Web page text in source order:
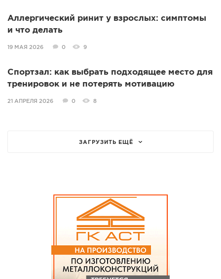
Аллергический ринит у взрослых: симптомы
и что делать
19 МАЯ 2026 0 9
Спортзал: как выбрать подходящее место для
тренировок и не потерять мотивацию
21 АПРЕЛЯ 2026 0 8
ЗАГРУЗИТЬ ЕЩЁ